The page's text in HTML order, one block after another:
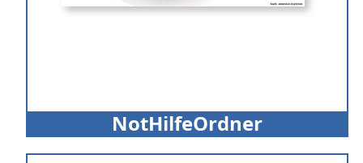
NotHilfeOrdner